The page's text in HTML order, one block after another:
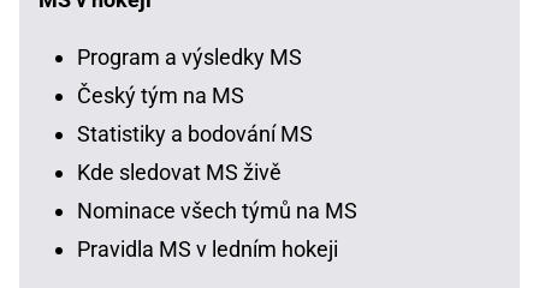
Program a výsledky MS
Český tým na MS
Statistiky a bodování MS
Kde sledovat MS živě
Nominace všech týmů na MS
Pravidla MS v ledním hokeji